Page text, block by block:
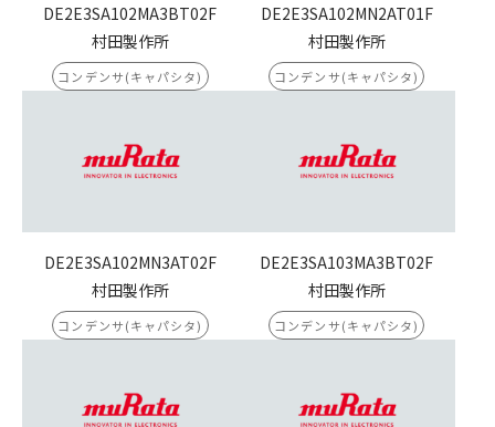
DE2E3SA102MA3BT02F
村田製作所
コンデンサ(キャパシタ)
DE2E3SA102MN2AT01F
村田製作所
コンデンサ(キャパシタ)
DE2E3SA102MN3AT02F
村田製作所
コンデンサ(キャパシタ)
DE2E3SA103MA3BT02F
村田製作所
コンデンサ(キャパシタ)